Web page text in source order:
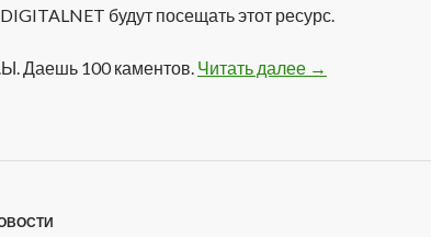
будут посещать этот ресурс.
Даешь 100 каментов. Читать далее 100
→